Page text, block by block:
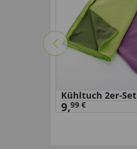
Kühltuch 2er-Set
9,99 €